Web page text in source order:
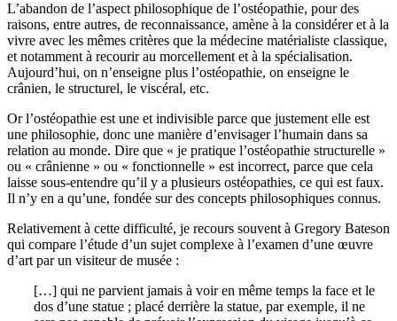
L’abandon de l’aspect philosophique de l’ostéopathie, pour des
raisons, entre autres, de reconnaissance, amène à la considérer et à la
vivre avec les mêmes critères que la médecine matérialiste classique,
et notamment à recourir au morcellement et à la spécialisation.
Aujourd’hui, on n’enseigne plus l’ostéopathie, on enseigne le
crânien, le structurel, le viscéral, etc.
Or l’ostéopathie est une et indivisible parce que justement elle est
une philosophie, donc une manière d’envisager l’humain dans sa
relation au monde. Dire que « je pratique l’ostéopathie structurelle »
ou « crânienne » ou « fonctionnelle » est incorrect, parce que cela
laisse sous-entendre qu’il y a plusieurs ostéopathies, ce qui est faux.
Il n’y en a qu’une, fondée sur des concepts philosophiques connus.
Relativement à cette difficulté, je recours souvent à Gregory Bateson
qui compare l’étude d’un sujet complexe à l’examen d’une œuvre
d’art par un visiteur de musée :
[…] qui ne parvient jamais à voir en même temps la face et le
dos d’une statue ; placé derrière la statue, par exemple, il ne